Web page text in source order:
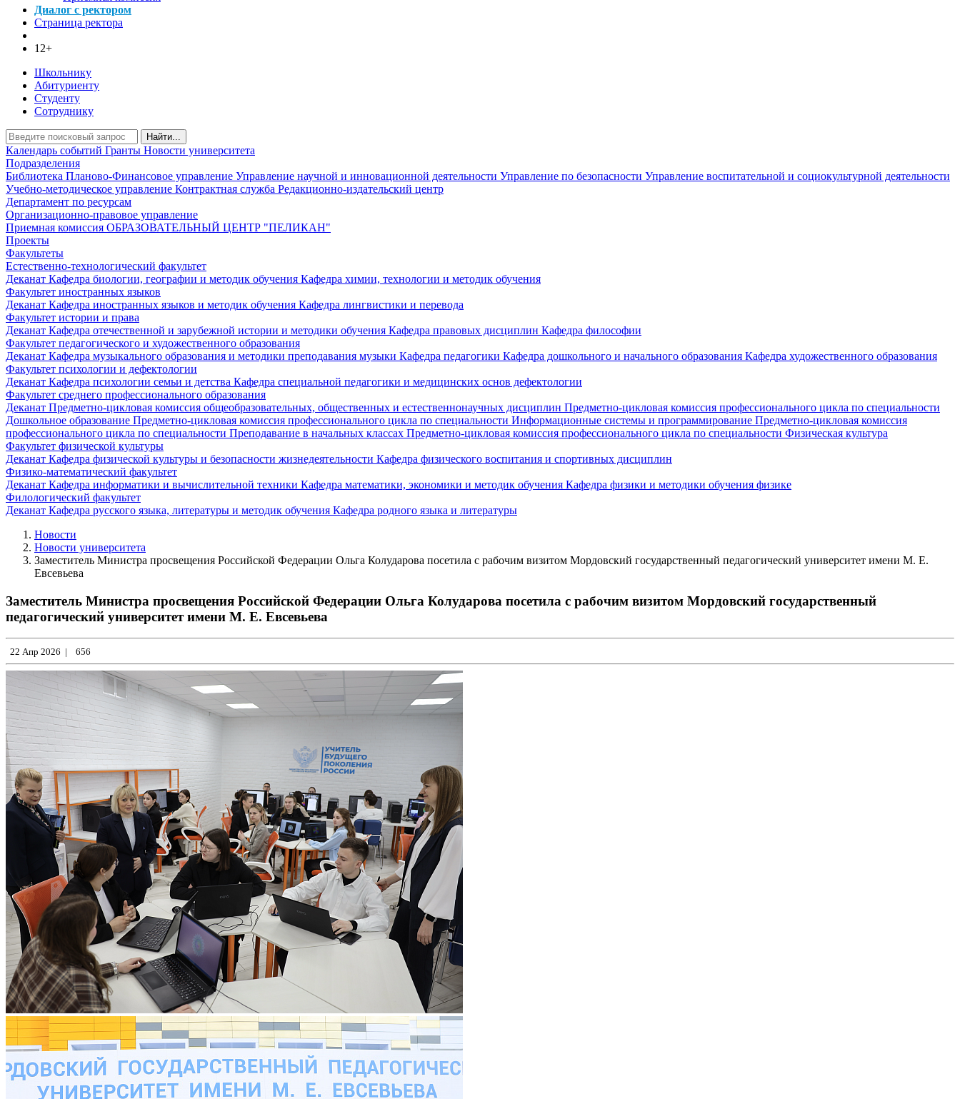
Диалог с ректором
Страница ректора
12+
Школьнику
Абитуриенту
Студенту
Сотруднику
Найти...
Календарь событий Гранты Новости университета
Подразделения
Библиотека Планово-Финансовое управление Управление научной и инновационной деятельности Управление по безопасности Управление воспитательной и социокультурной деятельности
Учебно-методическое управление Контрактная служба Редакционно-издательский центр
Департамент по ресурсам
Организационно-правовое управление
Приемная комиссия ОБРАЗОВАТЕЛЬНЫЙ ЦЕНТР "ПЕЛИКАН"
Проекты
Факультеты
Естественно-технологический факультет
Деканат Кафедра биологии, географии и методик обучения Кафедра химии, технологии и методик обучения
Факультет иностранных языков
Деканат Кафедра иностранных языков и методик обучения Кафедра лингвистики и перевода
Факультет истории и права
Деканат Кафедра отечественной и зарубежной истории и методики обучения Кафедра правовых дисциплин Кафедра философии
Факультет педагогического и художественного образования
Деканат Кафедра музыкального образования и методики преподавания музыки Кафедра педагогики Кафедра дошкольного и начального образования Кафедра художественного образования
Факультет психологии и дефектологии
Деканат Кафедра психологии семьи и детства Кафедра специальной педагогики и медицинских основ дефектологии
Факультет среднего профессионального образования
Деканат Предметно-цикловая комиссия общеобразовательных, общественных и естественнонаучных дисциплин Предметно-цикловая комиссия профессионального цикла по специальности
Дошкольное образование Предметно-цикловая комиссия профессионального цикла по специальности Информационные системы и программирование Предметно-цикловая комиссия
профессионального цикла по специальности Преподавание в начальных классах Предметно-цикловая комиссия профессионального цикла по специальности Физическая культура
Факультет физической культуры
Деканат Кафедра физической культуры и безопасности жизнедеятельности Кафедра физического воспитания и спортивных дисциплин
Физико-математический факультет
Деканат Кафедра информатики и вычислительной техники Кафедра математики, экономики и методик обучения Кафедра физики и методики обучения физике
Филологический факультет
Деканат Кафедра русского языка, литературы и методик обучения Кафедра родного языка и литературы
Новости
Новости университета
Заместитель Министра просвещения Российской Федерации Ольга Колударова посетила с рабочим визитом Мордовский государственный педагогический университет имени М. Е.
Евсевьева
Заместитель Министра просвещения Российской Федерации Ольга Колударова посетила с рабочим визитом Мордовский государственный
педагогический университет имени М. Е. Евсевьева
22 Апр 2026 | 656